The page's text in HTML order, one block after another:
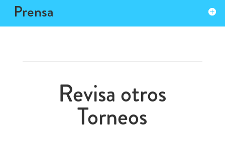
Prensa
Revisa otros
Torneos